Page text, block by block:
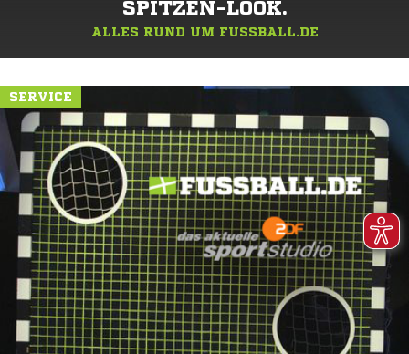
SPITZEN-LOOK.
ALLES RUND UM FUSSBALL.DE
SERVICE